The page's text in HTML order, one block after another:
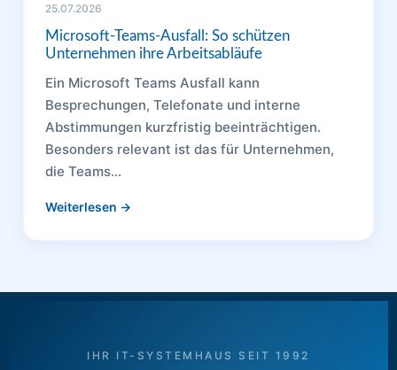
25.07.2026
Microsoft-Teams-Ausfall: So schützen
Unternehmen ihre Arbeitsabläufe
Ein Microsoft Teams Ausfall kann
Besprechungen, Telefonate und interne
Abstimmungen kurzfristig beeinträchtigen.
Besonders relevant ist das für Unternehmen,
die Teams…
Weiterlesen →
IHR IT-SYSTEMHAUS SEIT 1992